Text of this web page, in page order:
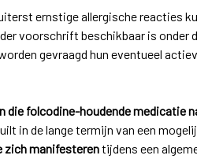
ernstige allergische reacties
voorschrift beschikbaar is onder
gevraagd hun eventueel
folcodine-houdende medicatie
in de lange termijn van een
zich manifesterentijdens een